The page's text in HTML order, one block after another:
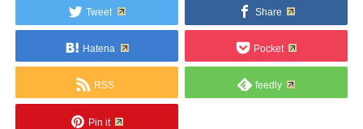
Tweet Share
Hatena Pocket
RSS feedly
Pin it